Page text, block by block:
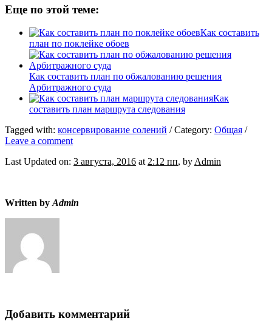
Еще по этой теме:
Как составить
план по поклейке обоев
Как составить план по обжалованию решения
Арбитражного суда
Как
составить план маршрута следования
Tagged with: консервирование солений / Category: Общая /
Leave a comment
Last Updated on: 3 августа, 2016 at 2:12 пп, by Admin
Written by Admin
Добавить комментарий